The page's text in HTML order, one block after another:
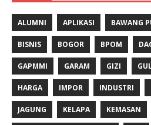
ALUMNI APLIKASI BAWANG
BISNIS BOGOR BPOM
GAPMMI GARAM GIZI
HARGA IMPOR INDUSTRI
JAGUNG KELAPA KEMASAN